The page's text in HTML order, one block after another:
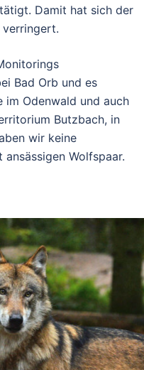
Damit hat sich der
verringert.
Bad Orb und es
im Odenwald und auch
Butzbach, in
wir keine
Wolfspaar.